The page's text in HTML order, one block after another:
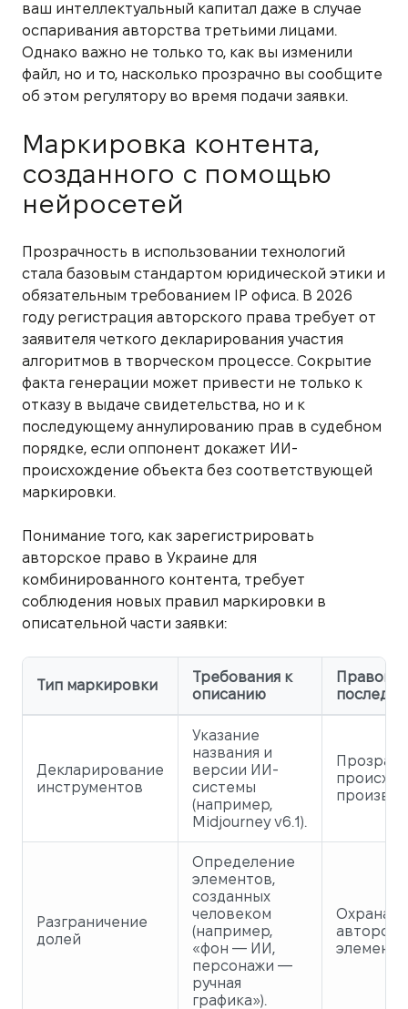
ваш интеллектуальный капитал даже в случае
оспаривания авторства третьими лицами.
Однако важно не только то, как вы изменили
файл, но и то, насколько прозрачно вы сообщите
об этом регулятору во время подачи заявки.
Маркировка контента,
созданного с помощью
нейросетей
Прозрачность в использовании технологий
стала базовым стандартом юридической этики и
обязательным требованием IP офиса. В 2026
году регистрация авторского права требует от
заявителя четкого декларирования участия
алгоритмов в творческом процессе. Сокрытие
факта генерации может привести не только к
отказу в выдаче свидетельства, но и к
последующему аннулированию прав в судебном
порядке, если оппонент докажет ИИ-
происхождение объекта без соответствующей
маркировки.
Понимание того, как зарегистрировать
авторское право в Украине для
комбинированного контента, требует
соблюдения новых правил маркировки в
описательной части заявки:
Тип маркировки
Требования к
описанию
Декларирование
инструментов
Указание
названия и
версии ИИ-
системы
(например,
Midjourney v6.1).
Разграничение
долей
Определение
элементов,
созданных
человеком
(например,
«фон — ИИ,
персонажи —
ручная
графика»).
Охрана